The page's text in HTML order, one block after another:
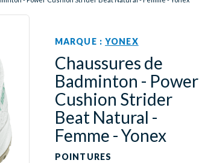
MARQUE :YONEX
Chaussures de
Badminton - Power
Cushion Strider
Beat Natural -
Femme - Yonex
POINTURES